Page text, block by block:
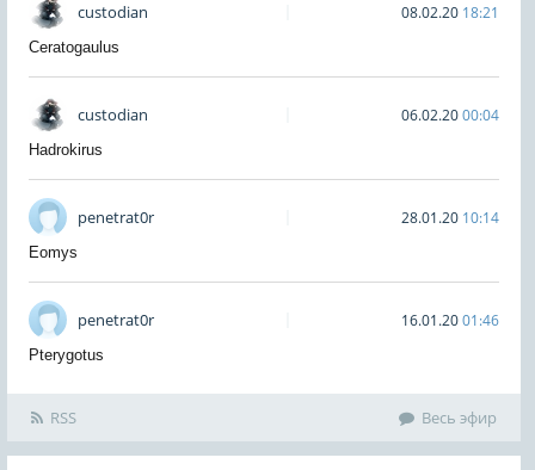
custodian 08.02.20 18:21
Ceratogaulus
custodian 06.02.2000:04
Hadrokirus
penetrat0r 28.01.20 10:14
Eomys
penetrat0r 16.01.2001:46
Pterygotus
RSS Весь эфир